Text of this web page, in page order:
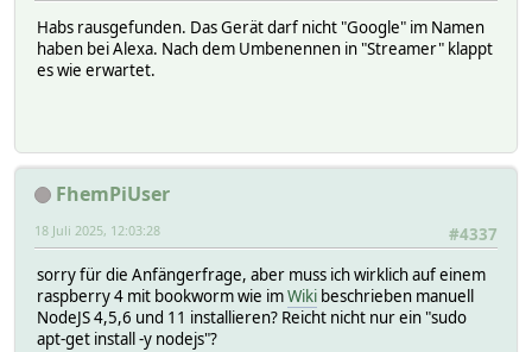
Habs rausgefunden. Das Gerät darf nicht "Google" im Namen
haben bei Alexa. Nach dem Umbenennen in "Streamer" klappt
es wie erwartet.
FhemPiUser
#4337
18 Juli 2025, 12:03:28
sorry für die Anfängerfrage, aber muss ich wirklich auf einem
raspberry 4 mit bookworm wie imWiki beschrieben manuell
NodeJS 4,5,6 und 11 installieren? Reicht nicht nur ein "sudo
apt-get install -y nodejs"?